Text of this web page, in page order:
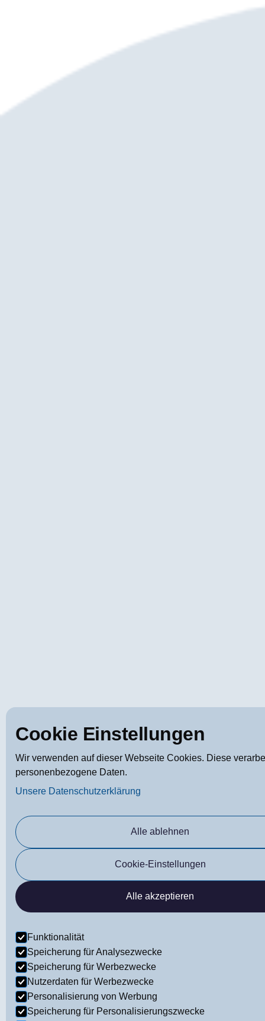
Cookie Einstellungen
Wir verwenden auf dieser Webseite Cookies. Diese
personenbezogene Daten.
Unsere Datenschutzerklärung
Alle ablehnen
Cookie-Einstellungen
Alle akzeptieren
Funktionalität
Speicherung für Analysezwecke
Speicherung für Werbezwecke
Nutzerdaten für Werbezwecke
Personalisierung von Werbung
Speicherung für Personalisierungszwecke